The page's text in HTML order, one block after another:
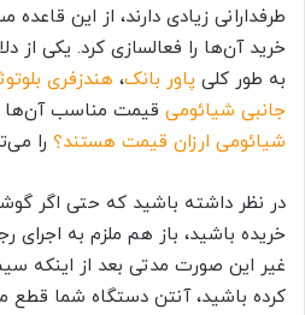
طرفدارانی زیادی دارند، از این قاعده
خرید آن‌ها را فعالسازی کرد. یکی از
به طور کلی پاور بانک، هندزفری
جانبی شیائومی قیمت مناسب
شیائومی ارزان قیمت هستند؟ را
در نظر داشته باشید که حتی اگر
خریده باشید، باز هم ملزم به اجرای
غیر این صورت مدتی بعد از اینکه
کرده باشید، آنتن دستگاه شما